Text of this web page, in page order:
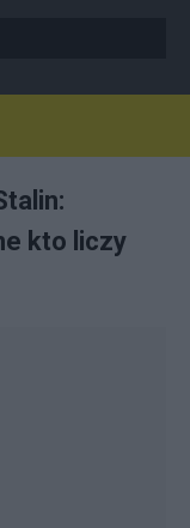
kto liczy